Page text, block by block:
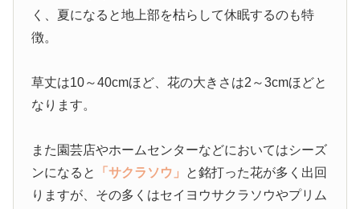
く、夏になると地上部を枯らして休眠するのも特
徴。
草丈は10～40cmほど、花の大きさは2～3cmほどと
なります。
また園芸店やホームセンターなどにおいてはシーズ
ンになると
「サクラソウ」 と銘打った花が多く出回
りますが、その多くはセイヨウサクラソウやプリム